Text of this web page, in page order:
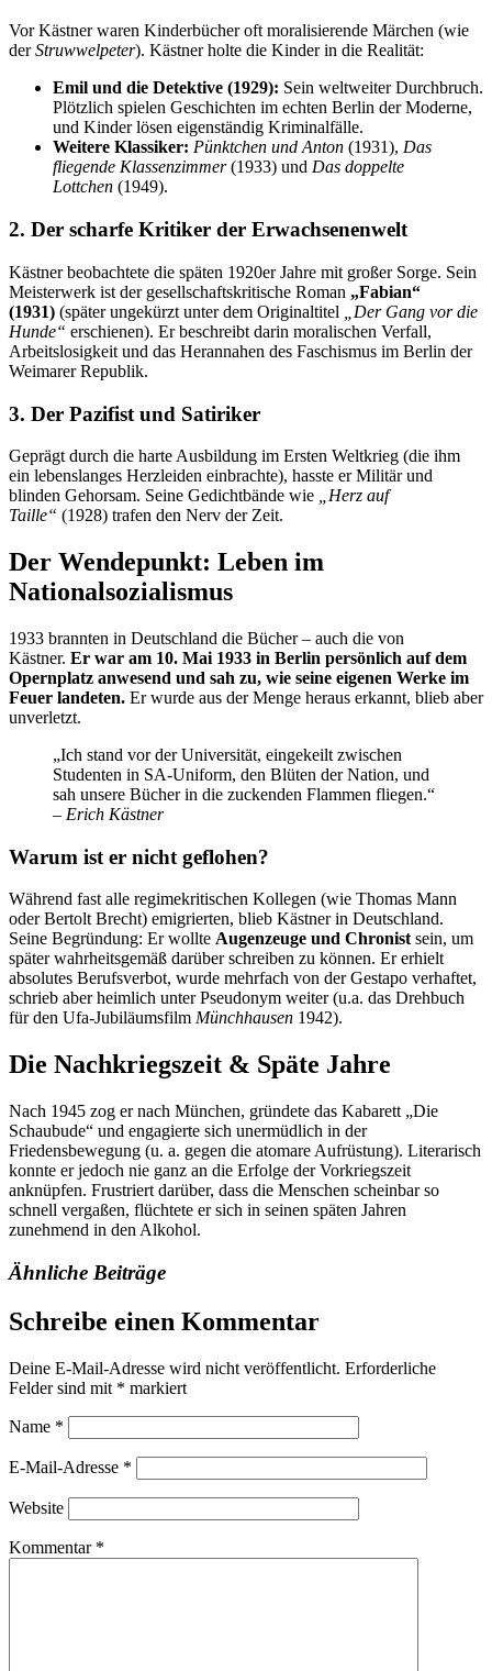
Vor Kästner waren Kinderbücher oft moralisierende Märchen (wie
derStruwwelpeter). Kästner holte die Kinder in die Realität:
Emil und die Detektive (1929): Sein weltweiter Durchbruch.
Plötzlich spielen Geschichten im echten Berlin der Moderne,
und Kinder lösen eigenständig Kriminalfälle.
Weitere Klassiker: Pünktchen und Anton (1931), Das
fliegende Klassenzimmer(1933) und Das doppelte
Lottchen (1949).
2. Der scharfe Kritiker der Erwachsenenwelt
Kästner beobachtete die späten 1920er Jahre mit großer Sorge. Sein
Meisterwerk ist der gesellschaftskritische Roman „Fabian“
(1931) (später ungekürzt unter dem Originaltitel
„Der Gang vor die
Hunde“ erschienen). Er beschreibt darin moralischen Verfall,
Arbeitslosigkeit und das Herannahen des Faschismus im Berlin der
Weimarer Republik.
3. Der Pazifist und Satiriker
Geprägt durch die harte Ausbildung im Ersten Weltkrieg (die ihm
ein lebenslanges Herzleiden einbrachte), hasste er Militär und
blinden Gehorsam. Seine Gedichtbände wie
„Herz auf
Taille“ (1928) trafen den Nerv der Zeit.
Der Wendepunkt: Leben im
Nationalsozialismus
1933 brannten in Deutschland die Bücher – auch die von
Kästner. Er war am 10. Mai 1933 in Berlin persönlich auf dem
Opernplatz anwesend und sah zu, wie seine eigenen Werke im
Feuer landeten. Er wurde aus der Menge heraus erkannt, blieb aber
unverletzt.
„Ich stand vor der Universität, eingekeilt zwischen
Studenten in SA-Uniform, den Blüten der Nation, und
sah unsere Bücher in die zuckenden Flammen fliegen.“
– Erich Kästner
Warum ist er nicht geflohen?
Während fast alle regimekritischen Kollegen (wie Thomas Mann
oder Bertolt Brecht) emigrierten, blieb Kästner in Deutschland.
Seine Begründung: Er wollte Augenzeuge und Chronistsein, um
später wahrheitsgemäß darüber schreiben zu können. Er erhielt
absolutes Berufsverbot, wurde mehrfach von der Gestapo verhaftet,
schrieb aber heimlich unter Pseudonym weiter (u.a. das Drehbuch
für den Ufa-Jubiläumsfilm Münchhausen 1942).
Die Nachkriegszeit & Späte Jahre
Nach 1945 zog er nach München, gründete das Kabarett „Die
Schaubude“ und engagierte sich unermüdlich in der
Friedensbewegung (u. a. gegen die atomare Aufrüstung). Literarisch
konnte er jedoch nie ganz an die Erfolge der Vorkriegszeit
anknüpfen. Frustriert darüber, dass die Menschen scheinbar so
schnell vergaßen, flüchtete er sich in seinen späten Jahren
zunehmend in den Alkohol.
Ähnliche Beiträge
Schreibe einen Kommentar
Deine E-Mail-Adresse wird nicht veröffentlicht. Erforderliche
Felder sind mit * markiert
Name *
E-Mail-Adresse *
Website
Kommentar *